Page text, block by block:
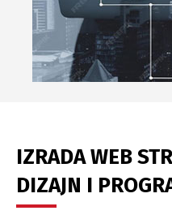
IZRADA WEB
DIZAJN I